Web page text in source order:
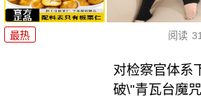
最热 阅读
对检察官体系
破\"青瓦台魔